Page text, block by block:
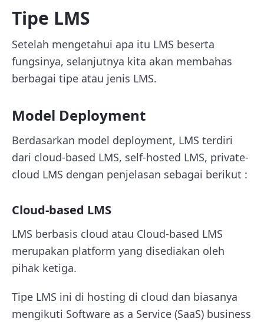
Tipe LMS
Setelah mengetahui apa itu LMS beserta
fungsinya, selanjutnya kita akan membahas
berbagai tipe atau jenis LMS.
Model Deployment
Berdasarkan model deployment, LMS terdiri
dari cloud-based LMS, self-hosted LMS, private-
cloud LMS dengan penjelasan sebagai berikut :
Cloud-based LMS
LMS berbasis cloud atau Cloud-based LMS
merupakan platform yang disediakan oleh
pihak ketiga.
Tipe LMS ini di hosting di cloud dan biasanya
mengikuti Software as a Service (SaaS) business